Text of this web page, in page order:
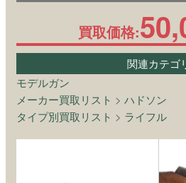
買取価格:
関連カテゴ
モデルガン
メーカー買取リスト > ハドソン
タイプ別買取リスト > ライフル